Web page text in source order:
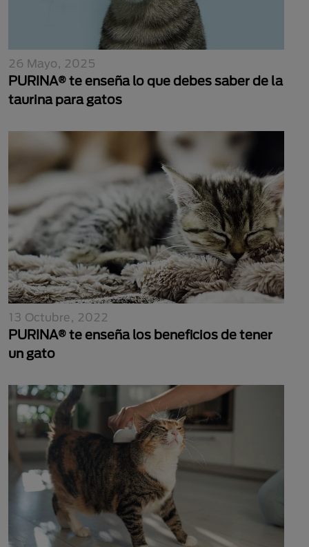
26 Mayo, 2025
PURINA® te enseña lo que debes saber de la
taurina para gatos
13 Octubre, 2022
PURINA® te enseña los beneficios de tener
un gato